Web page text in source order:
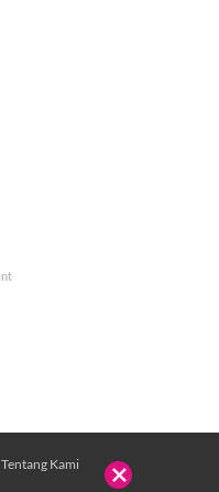
Tentang Kami
